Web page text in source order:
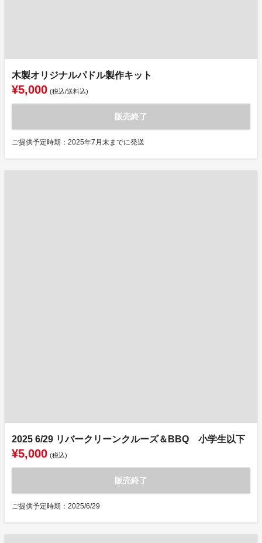
木製オリジナルパドル製作キット
¥5,000 (税込/送料込)
販売終了
ご提供予定時期：2025年7月末までに発送
2025 6/29 リバークリーンクルーズ＆BBQ 小学生以下
¥5,000 (税込)
販売終了
ご提供予定時期：2025/6/29